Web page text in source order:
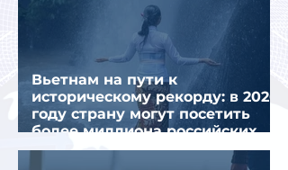
Вьетнам на пути к
историческому рекорду: в 2026
году страну могут посетить
более миллиона российских
туристов